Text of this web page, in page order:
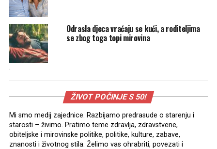
Odrasla djeca vraćaju se kući, a roditeljima
se zbog toga topi mirovina
.
ŽIVOT POČINJE S 50!
Mi smo medij zajednice. Razbijamo predrasude o starenju i
starosti – živimo. Pratimo teme zdravlja, zdravstvene,
obiteljske i mirovinske politike, politike, kulture, zabave,
znanosti i životnog stila. Želimo vas ohrabriti, povezati i